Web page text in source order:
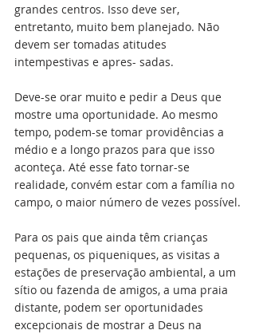
grandes centros. Isso deve ser,
entretanto, muito bem planejado. Não
devem ser tomadas atitudes
intempestivas e apres- sadas.
Deve-se orar muito e pedir a Deus que
mostre uma oportunidade. Ao mesmo
tempo, podem-se tomar providências a
médio e a longo prazos para que isso
aconteça. Até esse fato tornar-se
realidade, convém estar com a família no
campo, o maior número de vezes possível.
Para os pais que ainda têm crianças
pequenas, os piqueniques, as visitas a
estações de preservação ambiental, a um
sítio ou fazenda de amigos, a uma praia
distante, podem ser oportunidades
excepcionais de mostrar a Deus na